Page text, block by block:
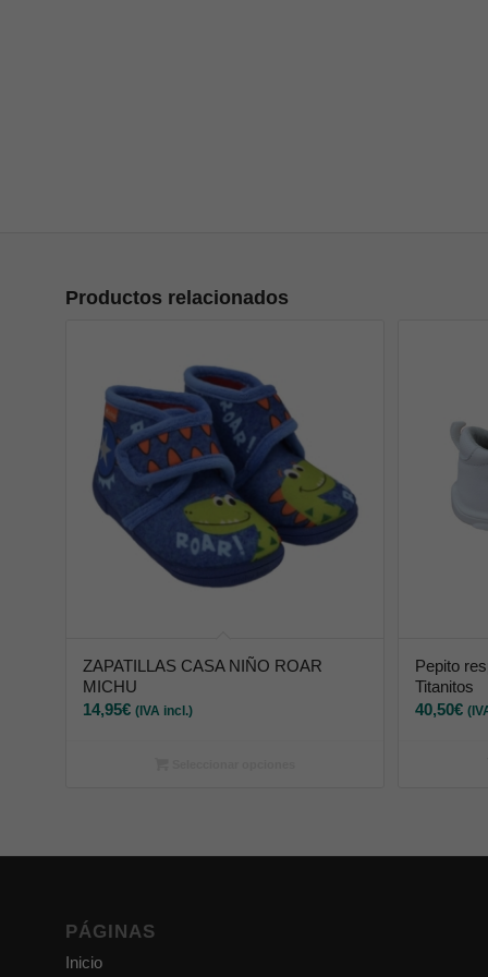
Productos relacionados
ZAPATILLAS CASA NIÑO ROAR
MICHU
14,95€ (IVA incl.)
Pepito
Titanitos
40,50€
PÁGINAS
Inicio